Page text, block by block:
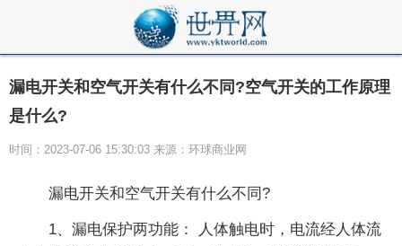
漏电开关和空气开关有什么不同?空气开关的工作原理
是什么?
时间：2023-07-06 15:30:03 来源：环球商业网
漏电开关和空气开关有什么不同?
1、漏电保护两功能： 人体触电时，电流经人体流